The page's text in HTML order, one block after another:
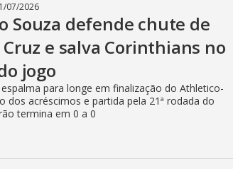
07/2026
Souza defende chute de
Cruz e salva Corinthians no
jogo
para longe em finalização do Athletico-
dos acréscimos e partida pela 21ª rodada do
termina em 0 a 0